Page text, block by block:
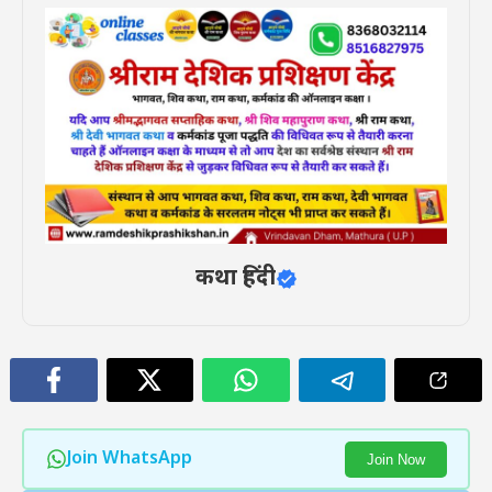
कथा हिंदी
Join WhatsApp Join Now